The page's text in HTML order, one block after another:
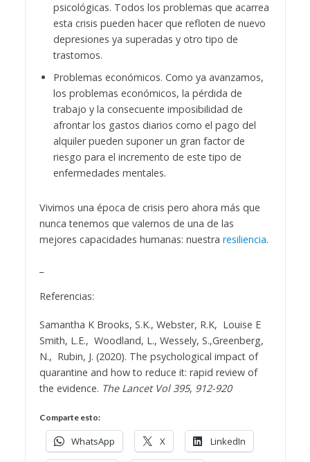
psicológicas. Todos los problemas que acarrea
esta crisis pueden hacer que refloten de nuevo
depresiones ya superadas y otro tipo de
trastornos.
Problemas económicos. Como ya avanzamos,
los problemas económicos, la pérdida de
trabajo y la consecuente imposibilidad de
afrontar los gastos diarios como el pago del
alquiler pueden suponer un gran factor de
riesgo para el incremento de este tipo de
enfermedades mentales.
Vivimos una época de crisis pero ahora más que
nunca tenemos que valernos de una de las
mejores capacidades humanas: nuestra resiliencia.
Referencias:
Samantha K Brooks, S.K., Webster, R.K, Louise E
Smith, L.E., Woodland, L., Wessely, S.,Greenberg,
N., Rubin, J. (2020). The psychological impact of
quarantine and how to reduce it: rapid review of
the evidence. The Lancet Vol 395, 912-920
Comparte esto:
WhatsApp X LinkedIn